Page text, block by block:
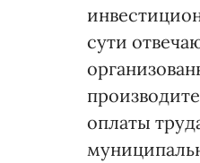
сути
оплаты